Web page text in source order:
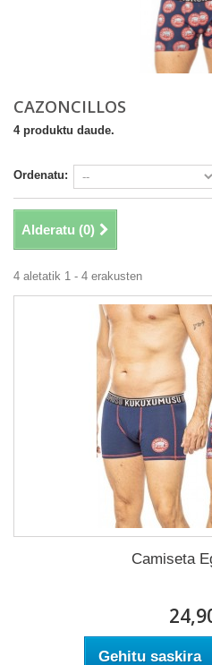
CAZONCILLOS
4 produktu daude.
Ordenatu:
Alderatu (0)
4 aletatik 1 - 4 erakusten
Camiseta
Gehitu saskira